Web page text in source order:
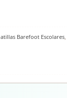
Barefoot Escolares,